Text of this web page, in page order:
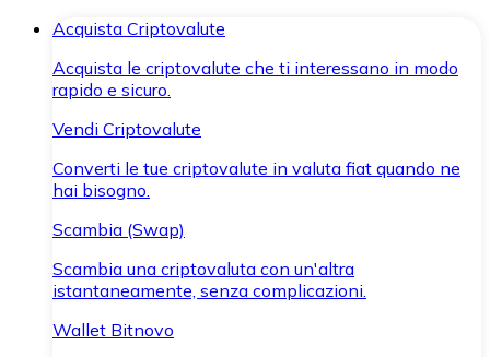
Acquista Criptovalute
Acquista le criptovalute che ti interessano in modo
rapido e sicuro.
Vendi Criptovalute
Converti le tue criptovalute in valuta fiat quando ne
hai bisogno.
Scambia (Swap)
Scambia una criptovaluta con un'altra
istantaneamente, senza complicazioni.
Wallet Bitnovo